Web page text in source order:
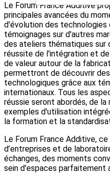
Le Forum France Additive
principales avancées du
d'évolution des technologies
témoignages sur d'autres
des ateliers thématiques sur
réussite de l'intégration et
de valeur autour de la
permettront de découvrir
technologiques grâce aux
internationaux. Tous les
réussie seront abordés, de
exemples d'utilisation
la formation et la
Le Forum France Additive,
d’entreprises et de
échanges, des moments
sein d'espaces parfaitement